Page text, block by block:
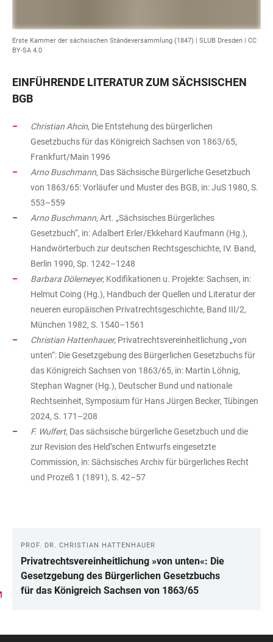
Erste Kammer der sächsischen Ständeversammlung (1847) | SLUB Dresden
CC
BY-SA 4.0
EINFÜHRENDE LITERATUR ZUM SÄCHSISCHEN
BGB
Christian Ahcin, Die Entstehung des bürgerlichen
Gesetzbuchs für das Königreich Sachsen von 1863/65,
Frankfurt/Main 1996
Arno Buschmann, Das Sächsische Bürgerliche Gesetzbuch
von 1863/65: Vorläufer und Muster des BGB, in: JuS 1980, S.
553–559
Arno Buschmann,Art. „Sächsisches Bürgerliches
Gesetzbuch“, in: Adalbert Erler/Ekkehard Kaufmann (Hg.),
Handwörterbuch zur deutschen Rechtsgeschichte, IV. Band,
Berlin 1990, Sp. 1242–1248
Barbara Dölemeyer, Kodifikationen u. Projekte: Sachsen, in:
Helmut Coing (Hg.), Handbuch der Quellen und Literatur der
neueren europäischen Privatrechtsgeschichte, Band III/2,
München 1982, S. 1540–1561
Christian Hattenhauer, Privatrechtsvereinheitlichung „von
unten“: Die Gesetzgebung des Bürgerlichen Gesetzbuchs für
das Königreich Sachsen von 1863/65, in: Martin Löhnig,
Stephan Wagner (Hg.), Deutscher Bund und nationale
Rechtseinheit, Symposium für Hans Jürgen Becker, Tübingen
2024, S. 171–208
F. Wulfert, Das sächsische bürgerliche Gesetzbuch und die
zur Revision des Held’schen Entwurfs eingesetzte
Commission, in: Sächsisches Archiv für bürgerliches Recht
und Prozeß 1 (1891), S. 42–57
LINKS
PROF. DR. CHRISTIAN HATTENHAUER
Privatrechtsvereinheitlichung »von unten«: Die
Gesetzgebung des Bürgerlichen Gesetzbuchs
für das Königreich Sachsen von 1863/65